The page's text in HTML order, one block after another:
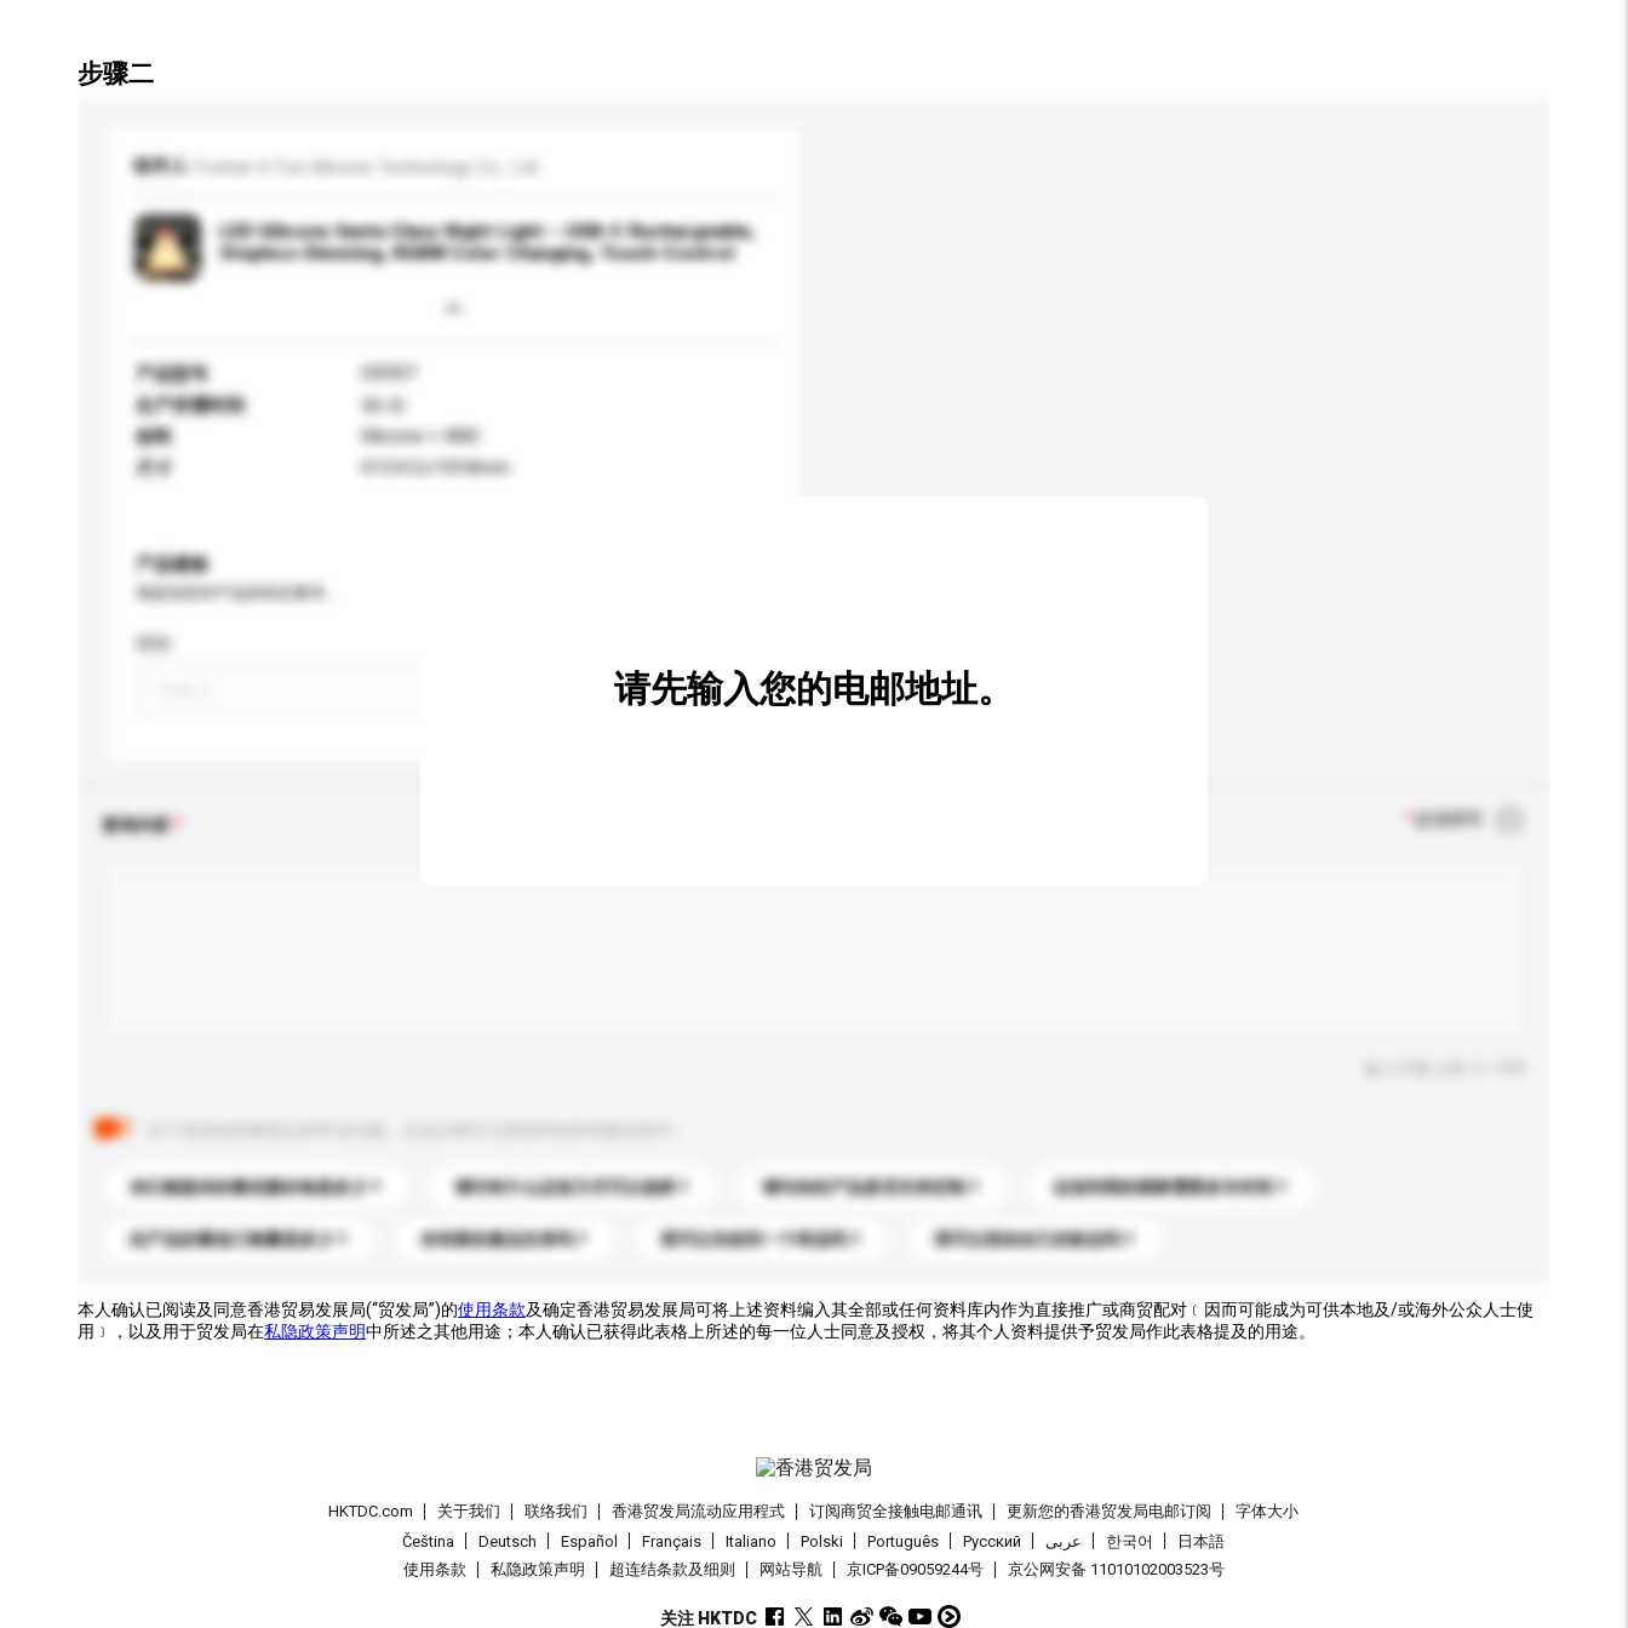
步骤二
收件人 Foshan X Fun Silicone Technology Co., Ltd
LED Silicone Santa Claus Night Light – USB-C Rechargeable,
Stepless Dimming, RGBW Color Changing, Touch-Control
产品型号
DE007
生产所需时间
30 日
材料
Silicone + ABS
D124.2x159.8mm
产品规格
新增/删除选项
查询内容 必须填写
你们能提供的最优惠价格是多少？ 请问有什么运送方式可以选择？ 请问你的产品是否支持定制？ 运送到我的国家需要多长时间？
此产品的最低订购量是多少？ 你有新的產品目录吗？ 我可以先收到一个样品吗？ 我可以添加自己的标志吗？
请先输入您的电邮地址。
本人确认已阅读及同意香港贸易发展局(“贸发局”)的使用条款及确定香港贸易发展局可将上述资料编入其全部或任何资料库内作为直接推广或商贸配对﹝因而可能成为可供本地及/或海外公众人士使
用﹞，以及用于贸发局在私隐政策声明中所述之其他用途；本人确认已获得此表格上所述的每一位人士同意及授权，将其个人资料提供予贸发局作此表格提及的用途。
HKTDC.com 关于我们 联络我们 香港贸发局流动应用程式 订阅商贸全接触电邮通讯 更新您的香港贸发局电邮订阅
字体大小
Čeština
Deutsch Español Français Italiano Polski Português Pусский عربى 한국어
日本語
使用条款
私隐政策声明 超连结条款及细则 网站导航 京ICP备09059244号 京公网安备 11010102003523号
关注 HKTDC